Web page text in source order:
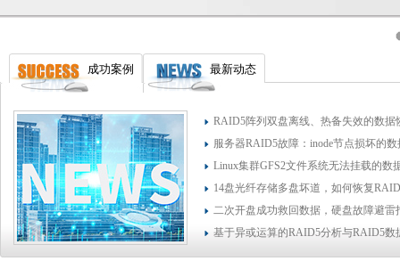
成功案例 最新动态
RAID5阵列双盘离线、热备失效的数据
服务器RAID5故障：inode节点损坏的
Linux集群GFS2文件系统无法挂载的数
14盘光纤存储多盘坏道，如何恢复
二次开盘成功救回数据，硬盘故障避雷
基于异或运算的RAID5分析与RAID5数